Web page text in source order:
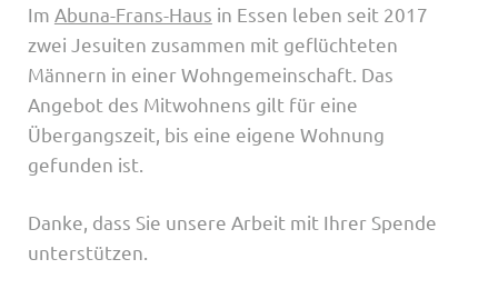
Im Abuna-Frans-Haus in Essen leben seit 2017
zwei Jesuiten zusammen mit geflüchteten
Männern in einer Wohngemeinschaft. Das
Angebot des Mitwohnens gilt für eine
Übergangszeit, bis eine eigene Wohnung
gefunden ist.
Danke, dass Sie unsere Arbeit mit Ihrer Spende
unterstützen.